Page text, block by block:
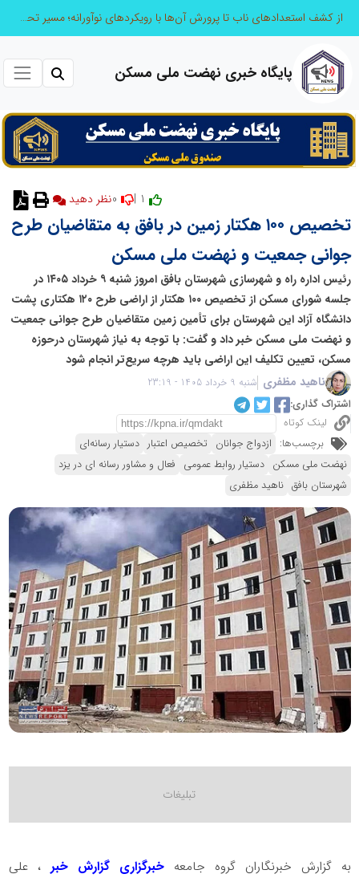
از کشف استعدادهای ناب تا پرورش آن‌ها با رویکردهای نوآورانه؛ مسیر تحول‌آفرین شنای ایران در سطح جهانی
پایگاه خبری نهضت ملی مسکن
تخصیص ۱۰۰ هکتار زمین در بافق به متقاضیان طرح
جوانی جمعیت و نهضت ملی مسکن
رئیس اداره راه و شهرسازی شهرستان بافق امروز شنبه ۹ خرداد ۱۴۰۵ در
جلسه شورای مسکن از تخصیص ۱۰۰ هکتار از اراضی طرح ۱۲۰ هکتاری پشت
دانشگاه آزاد این شهرستان برای تأمین زمین متقاضیان طرح جوانی جمعیت
و نهضت ملی مسکن خبر داد و گفت: با توجه به نیاز شهرستان درحوزه
مسکن، تعیین تکلیف این اراضی باید هرچه سریع‌تر انجام شود
ناهید مظفری شنبه 9 خرداد 1405 - 23:19
اشتراک گذاری:
لینک کوتاه
برچسب‌ها: ازدواج جوانان تخصیص اعتبار دستیار رسانه‌ای
نهضت ملی مسکن دستیار روابط عمومی فعال و مشاور رسانه ای در یزد
شهرستان بافق ناهید مظفری
به گزارش خبرنگاران گروه جامعه خبرگزاری گزارش خبر ، علی